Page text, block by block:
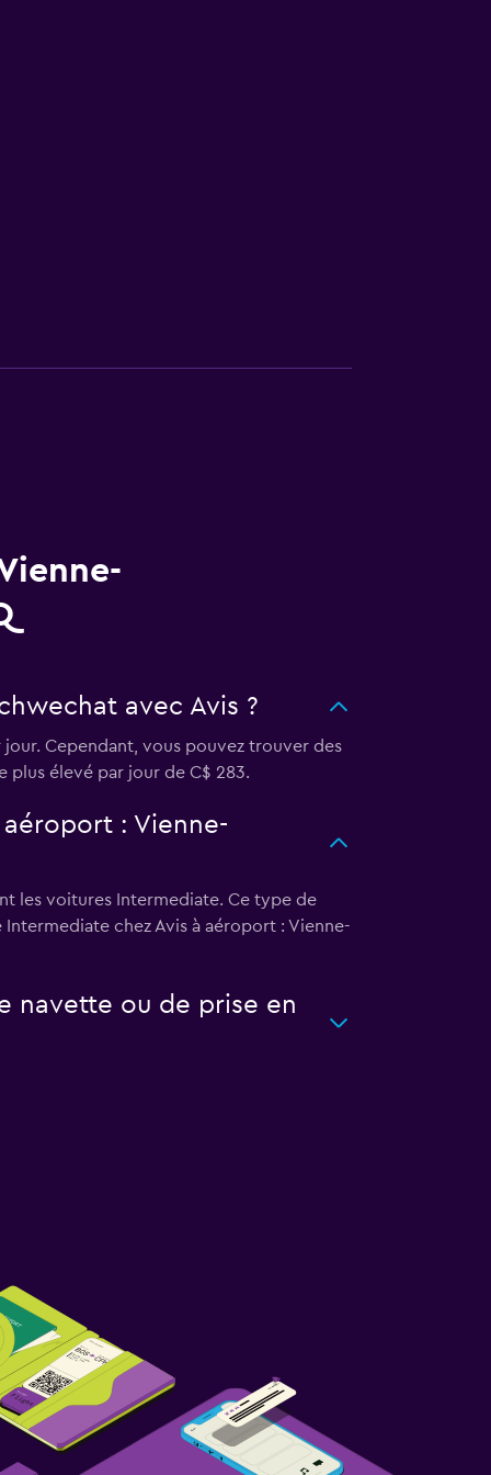
avec Avis ?
Cependant, vous pouvez trouver des
plus élevé par jour de C$ 283.
: Vienne-
les voitures Intermediate. Ce type de
chez Avis à aéroport : Vienne-
navette ou de prise en